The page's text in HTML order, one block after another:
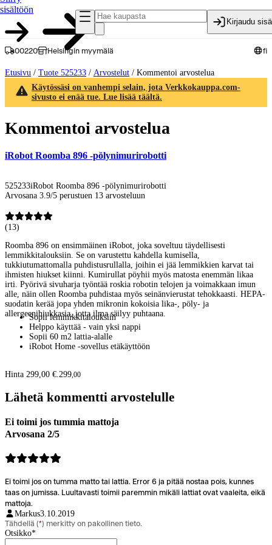
sisältöön
Kirjaudu
00220 Helsingin myymälä fi
Etusivu / Tuote 525233 / Arvostelut / Kommentoi arvostelua
Käytössäsi on vanhempi selain, jota Verkkokauppa.com-
sivusto ei enää tue. Lue lisää täältä.
Kommentoi arvostelua
iRobot Roomba 896 -pölynimurirobotti
525233iRobot Roomba 896 -pölynimurirobotti
Arvosana 3.9/5 perustuen 13 arvosteluun
(13)
Roomba 896 on ensimmäinen iRobot, joka soveltuu täydellisesti
lemmikkitalouksiin. Se on varustettu kahdella kumisella,
tukkiutumattomalla puhdistusrullalla, joihin ei jää lemmikkien karvat tai
ihmisten hiukset kiinni. Kumirullat pöyhii myös matosta enemmän likaa
irti. Pyörivä sivuharja työntää roskia robotin telojen ja voimakkaan imun
alle, näin ollen Roomba puhdistaa myös seinänvierustat tehokkaasti. HEPA-
suodatin kerää jopa yhden mikronin kokoisia lika-, pöly- ja
allergeenihiukkasia, jotta ilma säilyy puhtaana.
Sopii lemmikkitalouksiin
Helppo käyttää - vain yksi nappi
Sopii 60 m2 lattia-alalle
iRobot Home -sovellus etäkäyttöön
Hinta 299,00 €. 299,00
Lähetä kommentti arvostelulle
Ei toimi jos tummia mattoja
Arvosana 2/5
Ei toimi jos on tumma matto tai lattia. Error 6 ja pitää nostaa pois, kunnes
taas on jumissa. Luultavasti toimii paremmin mikäli lattiat ovat vaaleita, eikä
mattoja.
Markus3.10.2019
Tähdellä (*) merkitty on pakollinen tieto.
Otsikko*